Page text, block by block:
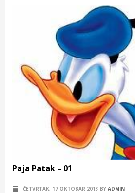
Paja Patak – 01
ČETVRTAK, 17 OKTOBAR 2013 BY ADMIN